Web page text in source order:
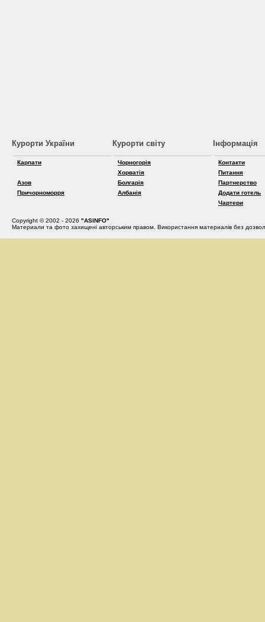
Курорти України
Карпати
Азов
Причорноморря
Курорти світу
Чорногорія
Хорватія
Болгарія
Албанія
Інформація
Контакти
Питання
Партнерство
Додати готель
Чартери
Copyright © 2002 - 2026 "ASINFO"
Материали та фото захищені авторським правом. Використання материалів без